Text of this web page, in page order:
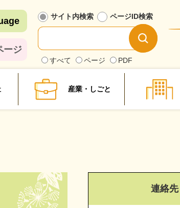
ージ
サイト内検索
検
索
対
象
すべて ページ PDF
ページID検索
探
産業・しごと
連絡先